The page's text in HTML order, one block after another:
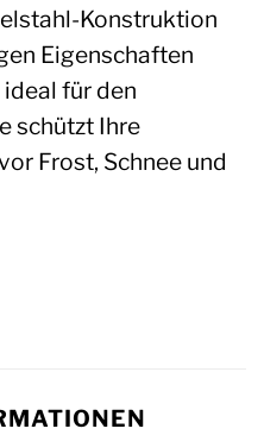
Konstruktion
Eigenschaften
für den
schützt Ihre
Frost, Schnee und